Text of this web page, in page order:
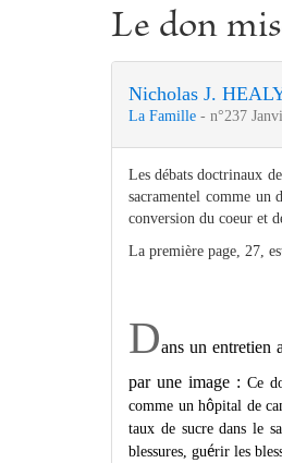
Le don
Nicholas J.
La Famille - n°237
Les débats doctrinaux
sacramentel comme un
conversion du coeur et
La première page, 27,
Dans un entretien
par une image : Ce
comme un hôpital de
taux de sucre dans le
blessures, guérir les